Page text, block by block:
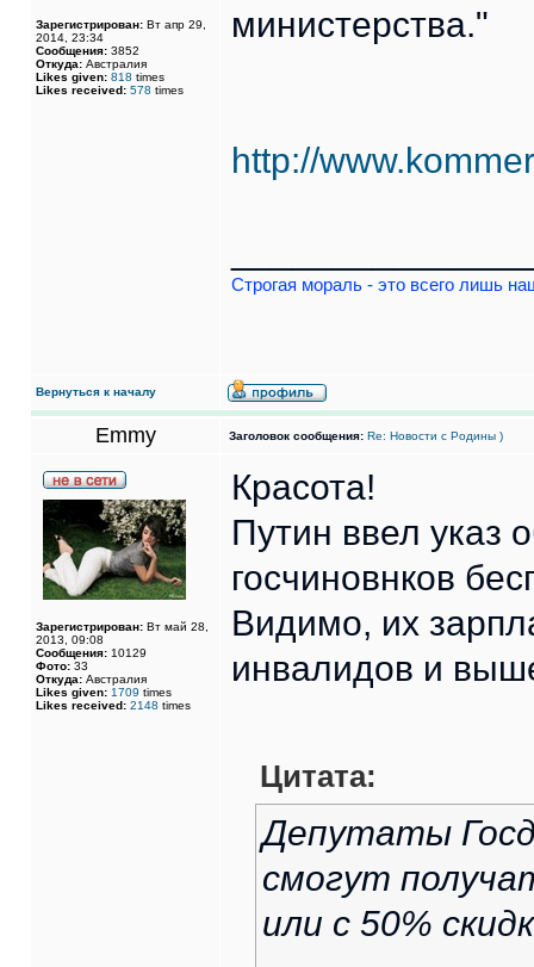
Зарегистрирован: Вт апр 29,
2014, 23:34
Сообщения: 3852
Откуда: Австралия
Likes given: 818 times
Likes received: 578 times
министерства."
http://
Строгая мораль - это всего лишь
Вернуться к началу
Emmy Заголовок сообщения: Re: Новости с Родины )
Зарегистрирован: Вт май 28,
2013, 09:08
Сообщения: 10129
Фото: 33
Откуда: Австралия
Likes given: 1709 times
Likes received: 2148 times
Красота!
Путин ввел указ
госчиновнков
Видимо, их
инвалидов и
Цитата:
Депутаты
смогут
или с 50%